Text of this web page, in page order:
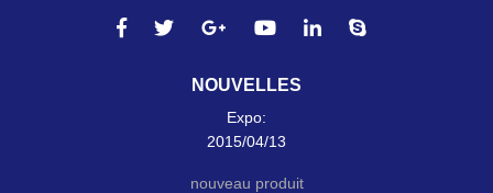
NOUVELLES
Expo:
2015/04/13
nouveau produit